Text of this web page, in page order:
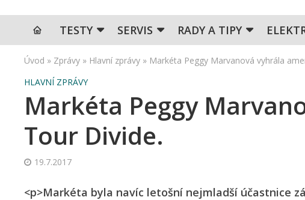
TESTY SERVIS RADY A TIPY
Úvod » Zprávy » Hlavní zprávy » Markéta Peggy Marvanová vyhrála
HLAVNÍ ZPRÁVY
Markéta Peggy
Tour Divide.
19.7.2017
<p>Markéta byla navíc letošní nejmladší účastnice